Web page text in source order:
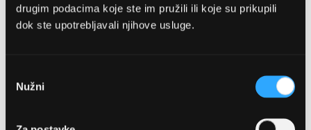
drugim podacima koje ste im pružili ili koje su prikupili
dok ste upotrebljavali njihove usluge.
pristanka
Nužni
OPTIKA NJEGO, POSLOVNICA 1